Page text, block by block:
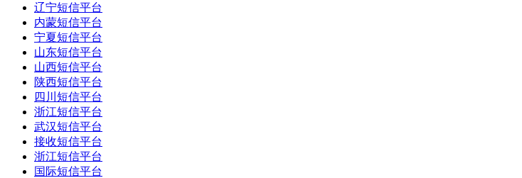
辽宁短信平台
内蒙短信平台
宁夏短信平台
山东短信平台
山西短信平台
陕西短信平台
四川短信平台
浙江短信平台
武汉短信平台
接收短信平台
浙江短信平台
国际短信平台